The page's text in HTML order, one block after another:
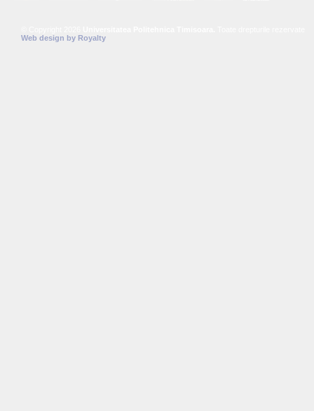
Web design by Royalty